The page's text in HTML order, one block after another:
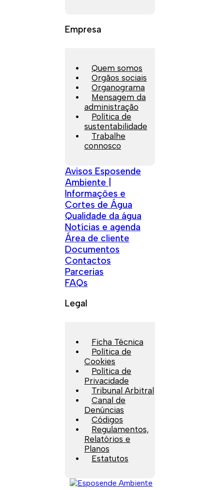
Empresa
Quem somos
Orgãos sociais
Organograma
Mensagem da
administração
Política de
sustentabilidade
Trabalhe
connosco
Avisos Esposende
Ambiente |
Informações e
Cortes de Água
Qualidade da água
Notícias e agenda
Área de cliente
Documentos
Contactos
Parcerias
FAQs
Legal
Ficha Técnica
Política de
Cookies
Política de
Privacidade
Tribunal Arbitral
Canal de
Denúncias
Códigos
Regulamentos,
Relatórios e
Planos
Estatutos